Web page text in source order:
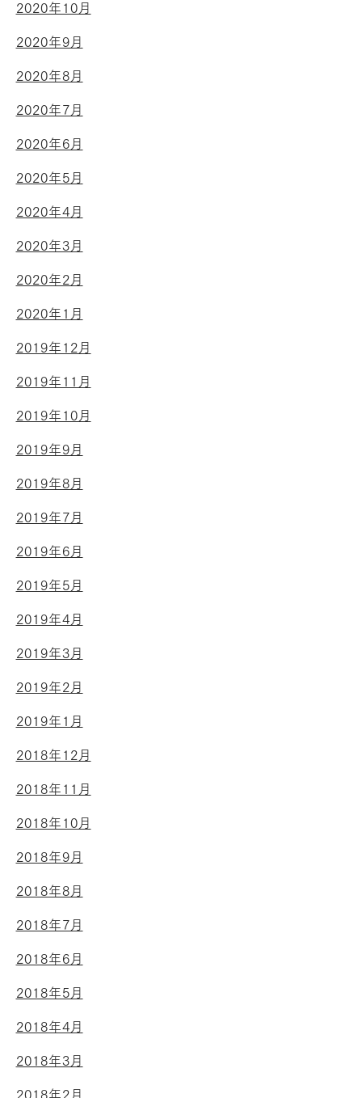
2020年10月
2020年9月
2020年8月
2020年7月
2020年6月
2020年5月
2020年4月
2020年3月
2020年2月
2020年1月
2019年12月
2019年11月
2019年10月
2019年9月
2019年8月
2019年7月
2019年6月
2019年5月
2019年4月
2019年3月
2019年2月
2019年1月
2018年12月
2018年11月
2018年10月
2018年9月
2018年8月
2018年7月
2018年6月
2018年5月
2018年4月
2018年3月
2018年2月